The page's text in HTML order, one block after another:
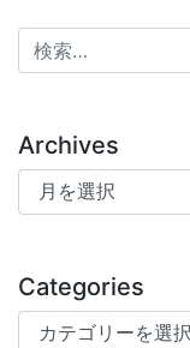
検索:
Archives
Archives
Categories
Categories